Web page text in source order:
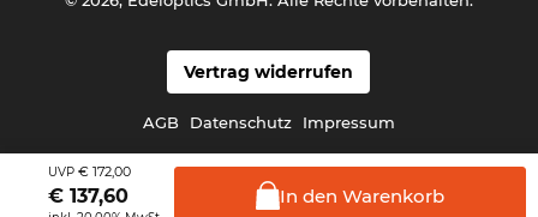
UVP € 172,00
€ 137,60 In den Warenkorb
Vertrag widerrufen
AGB Datenschutz Impressum